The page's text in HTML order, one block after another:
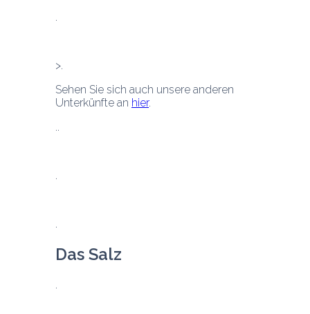
Sehen Sie sich auch unsere anderen
Unterkünfte an hier.
Das Salz